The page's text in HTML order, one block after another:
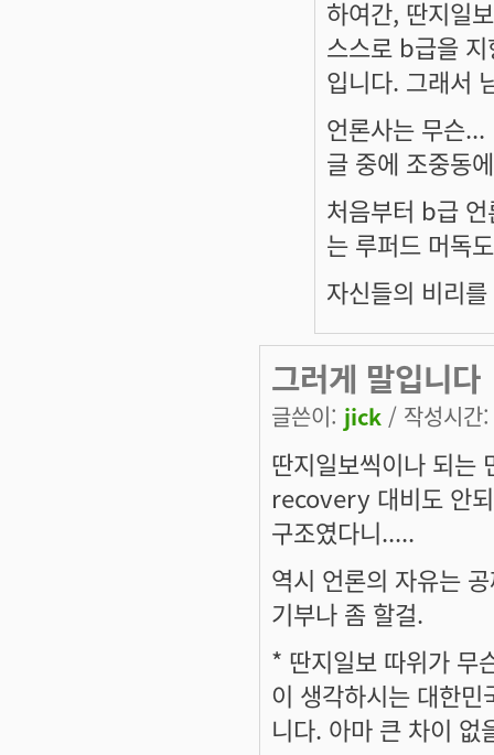
하여간, 딴지일
스스로 b급을
입니다. 그래서
언론사는 무슨
글 중에 조중동
처음부터 b급
는 루퍼드 머독
자신들의 비리
그러게 말입니다
글쓴이: jick / 작성시
딴지일보씩이나 되는
recovery 대비도 안
구조였다니.....
역시 언론의 자유는
기부나 좀 할걸.
* 딴지일보 따위가 무
이 생각하시는 대한
니다. 아마 큰 차이